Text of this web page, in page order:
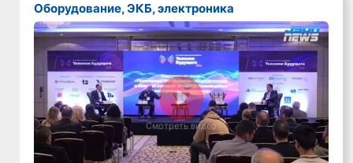
Оборудование, ЭКБ, электроника
Смотреть видео